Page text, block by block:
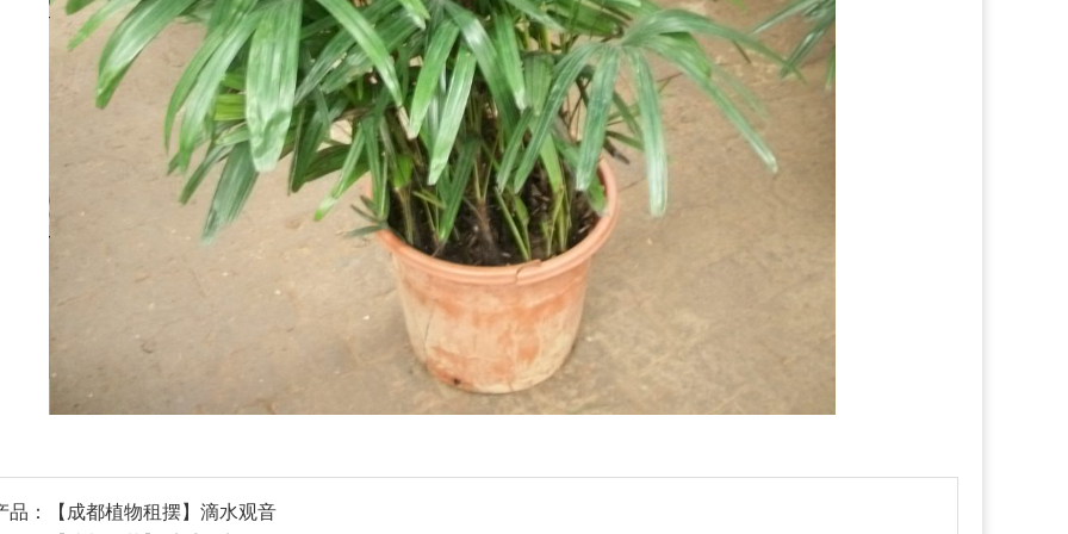
：
【成都植物租摆】滴水观音